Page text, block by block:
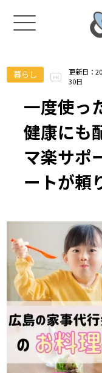
暮らし PR
更新日：
30日
一度使っ
健康にも
マ楽サポ
ートが頼